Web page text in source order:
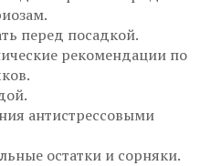
перед посадкой.
рекомендации по
антистрессовыми
остатки и сорняки.